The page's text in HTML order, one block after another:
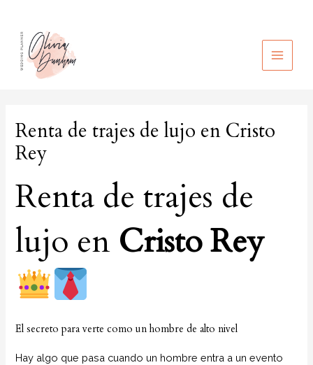
contenido
MAIN
Renta de trajes de lujo en Cristo
Rey
Renta de trajes de
lujo en Cristo Rey
El secreto para verte como un hombre de alto nivel
Hay algo que pasa cuando un hombre entra a un evento